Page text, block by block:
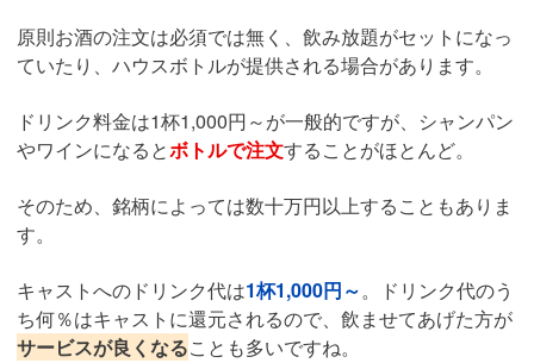
原則お酒の注文は必須では無く、飲み放題がセットになっ
ていたり、ハウスボトルが提供される場合があります。
ドリンク料金は1杯1,000円～が一般的ですが、シャンパン
やワインになるとボトルで注文することがほとんど。
そのため、銘柄によっては数十万円以上することもありま
す。
キャストへのドリンク代は1杯1,000円～。ドリンク代のう
ち何％はキャストに還元されるので、飲ませてあげた方が
サービスが良くなることも多いですね。